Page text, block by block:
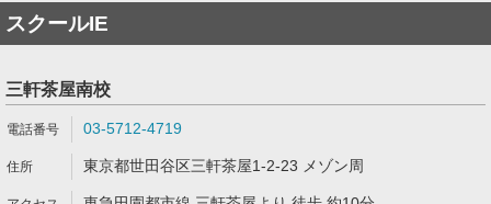
スクールIE
三軒茶屋南校
03-5712-4719
東京都世田谷区三軒茶屋1-2-23 メゾン周